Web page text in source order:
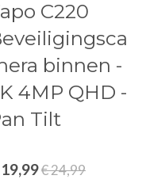
C220
binnen -
4MP QHD -
Tilt
€ 24,99